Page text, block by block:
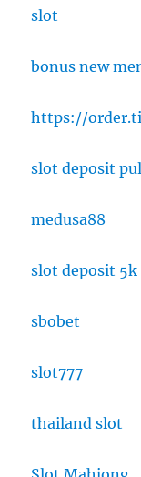
slot
bonus new
https://
slot deposit
medusa88
slot deposit 5k
sbobet
slot777
thailand slot